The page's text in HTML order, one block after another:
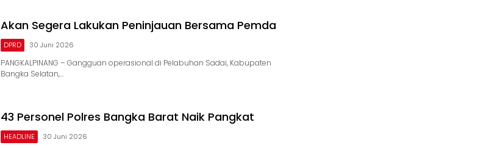
Akan Segera Lakukan Peninjauan Bersama Pemda
DPRD 30 Juni 2026
PANGKALPINANG – Gangguan operasional di Pelabuhan Sadai, Kabupaten
Bangka Selatan,…
43 Personel Polres Bangka Barat Naik Pangkat
HEADLINE 30 Juni 2026